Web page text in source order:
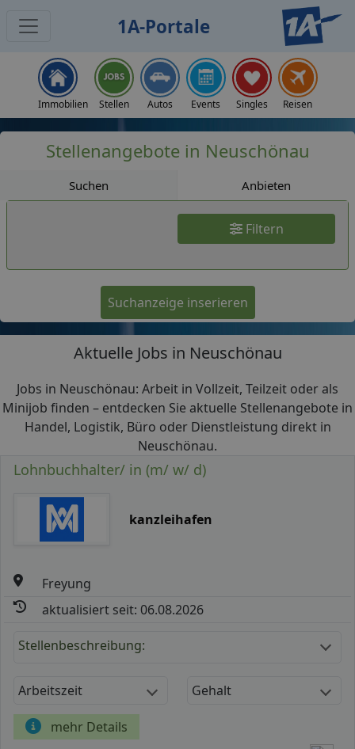
1A-Portale
Immobilien Stellen Autos Events Singles Reisen
Stellenangebote in Neuschönau
Suchen Anbieten
Filtern
Suchanzeige inserieren
Aktuelle Jobs in Neuschönau
Jobs in Neuschönau: Arbeit in Vollzeit, Teilzeit oder als
Minijob finden – entdecken Sie aktuelle Stellenangebote in
Handel, Logistik, Büro oder Dienstleistung direkt in
Neuschönau.
Lohnbuchhalter/ in (m/ w/ d)
kanzleihafen
Freyung
aktualisiert seit: 06.08.2026
Stellenbeschreibung:
Arbeitszeit Gehalt
mehr Details